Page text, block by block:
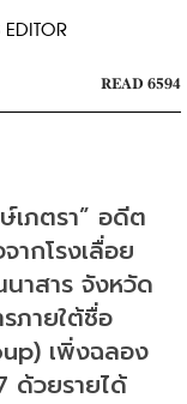
READ 6594
ภตรา” อดีต
กโรงเลื่อย
าสาร จังหวัด
ภายใต้ชื่อ
เพิ่งฉลอง
ด้วยรายได้